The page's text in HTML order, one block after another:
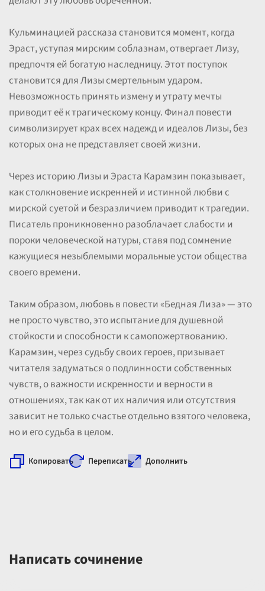
Кульминацией рассказа становится момент, когда
Эраст, уступая мирским соблазнам, отвергает Лизу,
предпочтя ей богатую наследницу. Этот поступок
становится для Лизы смертельным ударом.
Невозможность принять измену и утрату мечты
приводит её к трагическому концу. Финал повести
символизирует крах всех надежд и идеалов Лизы, без
которых она не представляет своей жизни.
Через историю Лизы и Эраста Карамзин показывает,
как столкновение искренней и истинной любви с
мирской суетой и безразличием приводит к трагедии.
Писатель проникновенно разоблачает слабости и
пороки человеческой натуры, ставя под сомнение
кажущиеся незыблемыми моральные устои общества
своего времени.
Таким образом, любовь в повести «Бедная Лиза» — это
не просто чувство, это испытание для душевной
стойкости и способности к самопожертвованию.
Карамзин, через судьбу своих героев, призывает
читателя задуматься о подлинности собственных
чувств, о важности искренности и верности в
отношениях, так как от их наличия или отсутствия
зависит не только счастье отдельно взятого человека,
но и его судьба в целом.
Копировать Переписать Дополнить
Написать сочинение